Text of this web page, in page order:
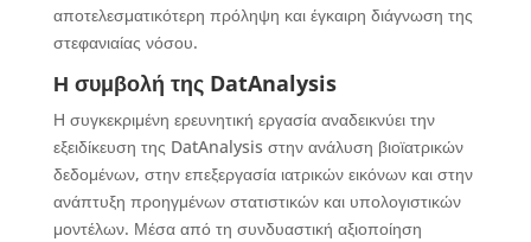
αποτελεσματικότερη πρόληψη και έγκαιρη διάγνωση της
στεφανιαίας νόσου.
Η συμβολή της DatAnalysis
Η συγκεκριμένη ερευνητική εργασία αναδεικνύει την
εξειδίκευση της DatAnalysis στην ανάλυση βιοϊατρικών
δεδομένων, στην επεξεργασία ιατρικών εικόνων και στην
ανάπτυξη προηγμένων στατιστικών και υπολογιστικών
μοντέλων. Μέσα από τη συνδυαστική αξιοποίηση